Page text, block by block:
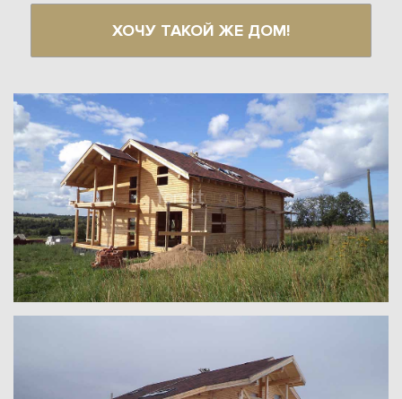
ХОЧУ ТАКОЙ ЖЕ ДОМ!